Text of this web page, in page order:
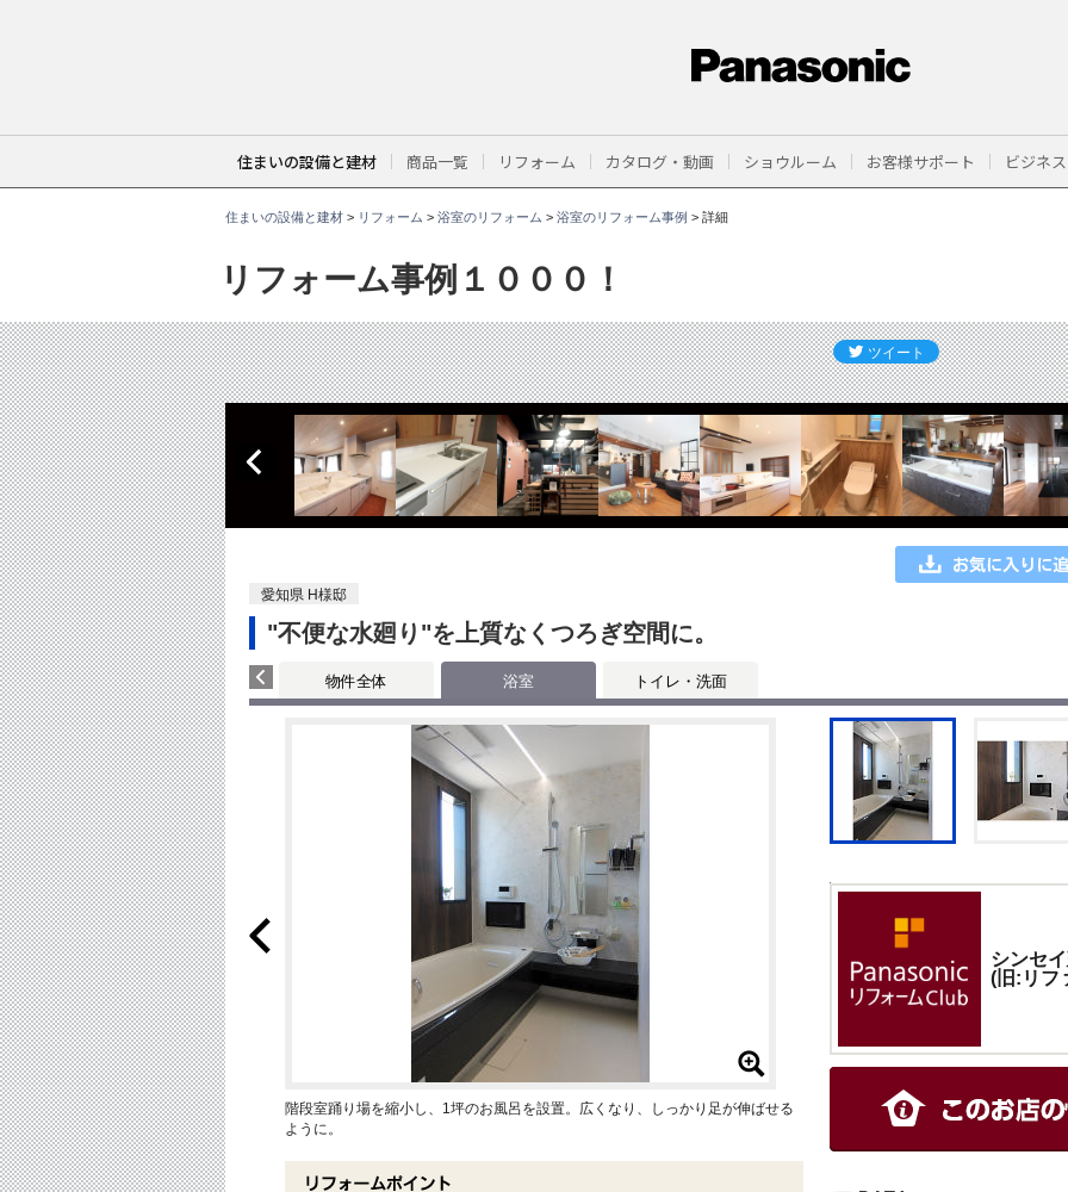
住まいの設備と建材 商品一覧 リフォーム カタログ・動画 ショウルーム お客様サポート ビジネ
住まいの設備と建材> リフォーム > 浴室のリフォーム > 浴室のリフォーム事例 > 詳細
リフォーム事例１０００！
。
愛知県 H様邸
"不便な水廻り"を上質なくつろぎ空間に。
物件全体 浴室 トイレ・洗面
シンセ
(旧:リフ
階段室踊り場を縮小し、1坪のお風呂を設置。広くなり、しっかり足が伸ばせる
ように。